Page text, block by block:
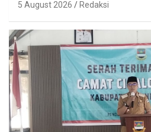
5 August 2026 Redaksi